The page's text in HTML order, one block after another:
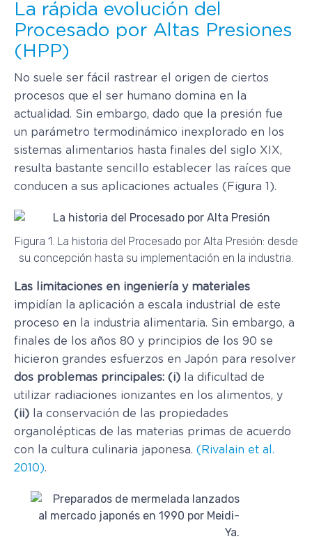
La rápida evolución del
Procesado por Altas Presiones
(HPP)
No suele ser fácil rastrear el origen de ciertos
procesos que el ser humano domina en la
actualidad. Sin embargo, dado que la presión fue
un parámetro termodinámico inexplorado en los
sistemas alimentarios hasta finales del siglo XIX,
resulta bastante sencillo establecer las raíces que
conducen a sus aplicaciones actuales (Figura 1).
Figura 1. La historia del Procesado por Alta Presión: desde
su concepción hasta su implementación en la industria.
Las limitaciones en ingeniería y materiales
impidían la aplicación a escala industrial de este
proceso en la industria alimentaria. Sin embargo, a
finales de los años 80 y principios de los 90 se
hicieron grandes esfuerzos en Japón para resolver
dos problemas principales: (i)
la dificultad de
utilizar radiaciones ionizantes en los alimentos, y
(ii)
la conservación de las propiedades
organolépticas de las materias primas de acuerdo
con la cultura culinaria japonesa. (Rivalain et al.
2010).